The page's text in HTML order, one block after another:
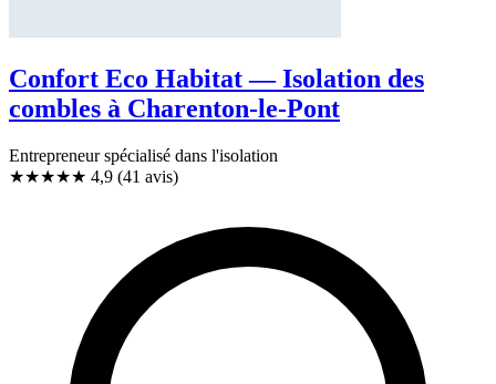
Confort Eco Habitat — Isolation des
combles à Charenton-le-Pont
Entrepreneur spécialisé dans l'isolation
★★★★★ 4,9 (41 avis)